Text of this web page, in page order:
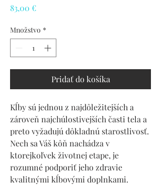
83,00 €Price
Množstvo *
Pridať do košíka
Kĺby sú jednou z najdôležitejších a
zároveň najchúlostivejších časti tela a
preto vyžadujú dôkladnú starostlivosť.
Nech sa Váš kôň nachádza v
ktorejkoľvek životnej etape, je
rozumné podporiť jeho zdravie
kvalitnými kĺbovými doplnkami.